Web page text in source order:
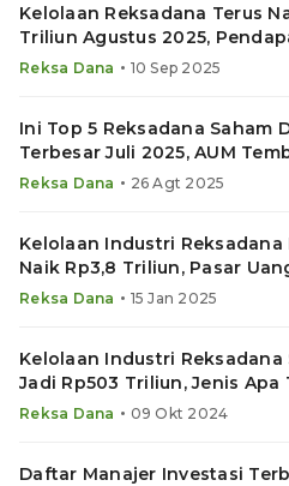
Kelolaan Reksadana Terus
Triliun Agustus 2025,
Juara Lagi
Reksa Dana • 10 Sep 2025
Ini Top 5 Reksadana Saham
Terbesar Juli 2025, AUM
Reksa Dana • 26 Agt 2025
Kelolaan Industri Reksadana
Naik Rp3,8 Triliun, Pasar
Tertinggi
Reksa Dana • 15 Jan 2025
Kelolaan Industri Reksadana
Jadi Rp503 Triliun, Jenis Apa
Tertinggi?
Reksa Dana • 09 Okt 2024
Daftar Manajer Investasi